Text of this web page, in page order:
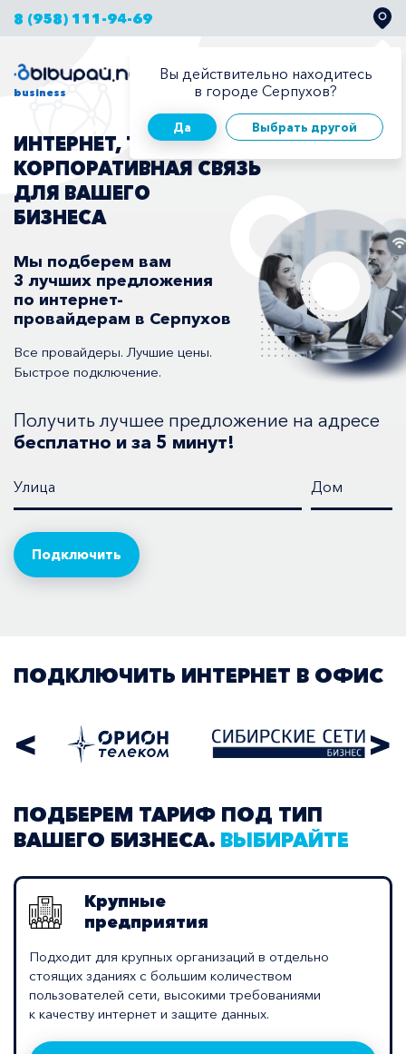
8 (958) 111-94-69
Вы действительно находитесь
в городе Серпухов?
Да Выбрать другой
business
Для бизнеса Для дома
ИНТЕРНЕТ, ТЕЛЕВИДЕНИЕ,
КОРПОРАТИВНАЯ СВЯЗЬ
ДЛЯ ВАШЕГО
БИЗНЕСА
Мы подберем вам
3 лучших предложения
по интернет-
провайдерам в Серпухов
Все провайдеры. Лучшие цены.
Быстрое подключение.
Получить лучшее предложение на адресе
бесплатно и за 5 минут!
Улица Дом
ПОДКЛЮЧИТЬ ИНТЕРНЕТ В ОФИС
< >
ПОДБЕРЕМ ТАРИФ ПОД ТИП
ВАШЕГО БИЗНЕСА. ВЫБИРАЙТЕ
Крупные
предприятия
Подходит для крупных организаций в отдельно
стоящих зданиях с большим количеством
пользователей сети, высокими требованиями
к качеству интернет и защите данных.